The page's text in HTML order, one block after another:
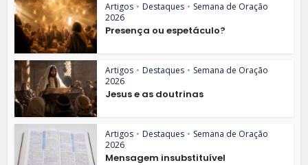
Artigos • Destaques • Semana de Oração
2026
Presença ou espetáculo?
Artigos • Destaques • Semana de Oração
2026
Jesus e as doutrinas
Artigos • Destaques • Semana de Oração
2026
Mensagem insubstituível